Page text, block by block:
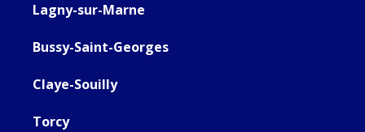
Lagny-sur-Marne
Bussy-Saint-Georges
Claye-Souilly
Torcy